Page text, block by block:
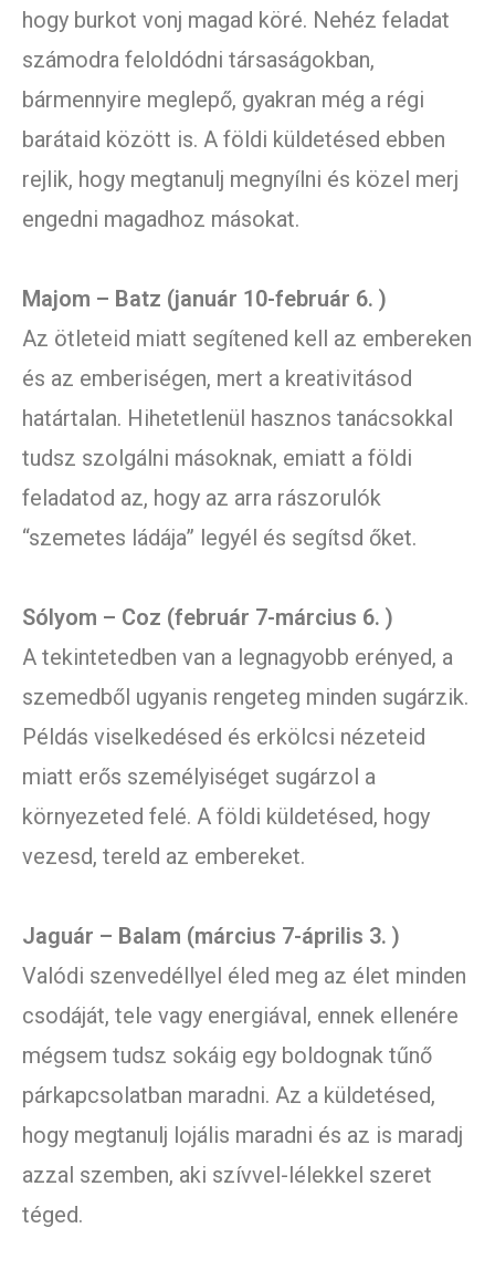
hogy burkot vonj magad köré. Nehéz feladat
számodra feloldódni társaságokban,
bármennyire meglepő, gyakran még a régi
barátaid között is. A földi küldetésed ebben
rejlik, hogy megtanulj megnyílni és közel merj
engedni magadhoz másokat.
Majom – Batz (január 10-február 6. )
Az ötleteid miatt segítened kell az embereken
és az emberiségen, mert a kreativitásod
határtalan. Hihetetlenül hasznos tanácsokkal
tudsz szolgálni másoknak, emiatt a földi
feladatod az, hogy az arra rászorulók
“szemetes ládája” legyél és segítsd őket.
Sólyom – Coz (február 7-március 6. )
A tekintetedben van a legnagyobb erényed, a
szemedből ugyanis rengeteg minden sugárzik.
Példás viselkedésed és erkölcsi nézeteid
miatt erős személyiséget sugárzol a
környezeted felé. A földi küldetésed, hogy
vezesd, tereld az embereket.
Jaguár – Balam (március 7-április 3. )
Valódi szenvedéllyel éled meg az élet minden
csodáját, tele vagy energiával, ennek ellenére
mégsem tudsz sokáig egy boldognak tűnő
párkapcsolatban maradni. Az a küldetésed,
hogy megtanulj lojális maradni és az is maradj
azzal szemben, aki szívvel-lélekkel szeret
téged.